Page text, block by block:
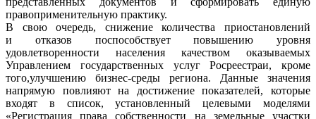
правоприменительную практику.
В свою очередь, снижение количества приостановлений
и отказов поспособствует повышению уровня
удовлетворенности населения качеством оказываемых
Управлением государственных услуг Росреестраи, кроме
того,улучшению бизнес-среды региона. Данные значения
напрямую повлияют на достижение показателей, которые
входят в список, установленный целевыми моделями
«Регистрация права собственности на земельные участки